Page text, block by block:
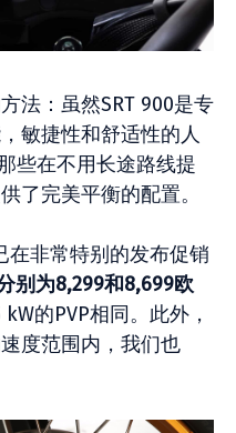
法：虽然SRT 900是专
敏捷性和舒适性的人
些在不用长途路线提
了完美平衡的配置。
在非常特别的发布促销
别为8,299和8,699欧
的PVP相同。此外，
度范围内，我们也